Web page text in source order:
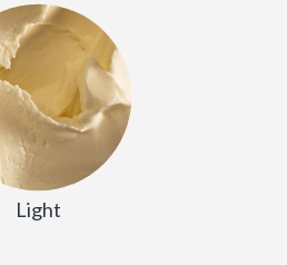
Light